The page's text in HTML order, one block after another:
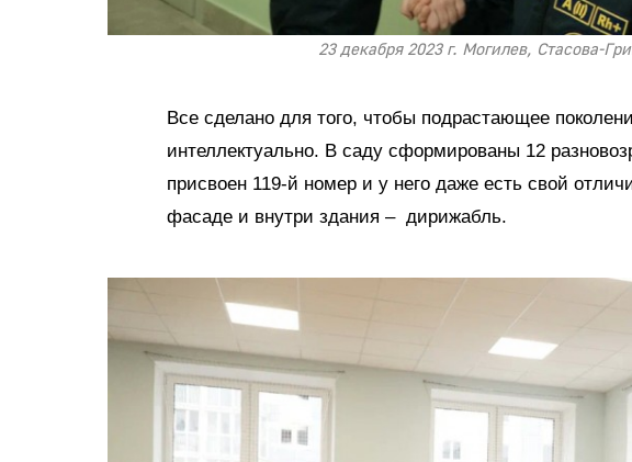
23 декабря 2023 г. Могилев, Стасова-
Все сделано для того, чтобы подрастающее
интеллектуально. В саду сформированы 12
присвоен 119-й номер и у него даже есть свой
фасаде и внутри здания – дирижабль.